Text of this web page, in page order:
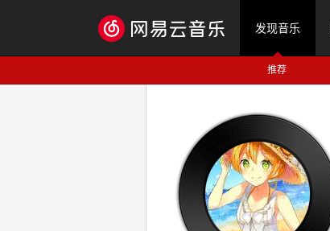
发现音乐
推荐